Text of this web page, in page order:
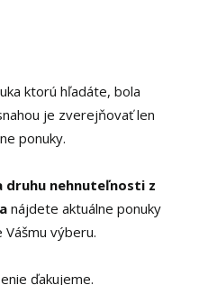
ktorú hľadáte, bola
je zverejňovať len
ponuky.
nehnuteľnosti z
nájdete aktuálne ponuky
Vášmu výberu.
ďakujeme.